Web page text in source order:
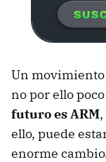
Un movimiento
no por ello
futuro es ARM
ello, puede
enorme